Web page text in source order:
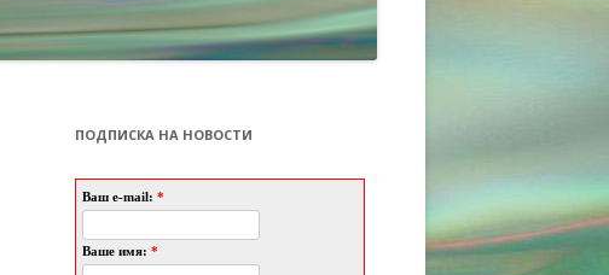
ПОДПИСКА НА НОВОСТИ
Ваш e-mail: *
Ваше имя: *